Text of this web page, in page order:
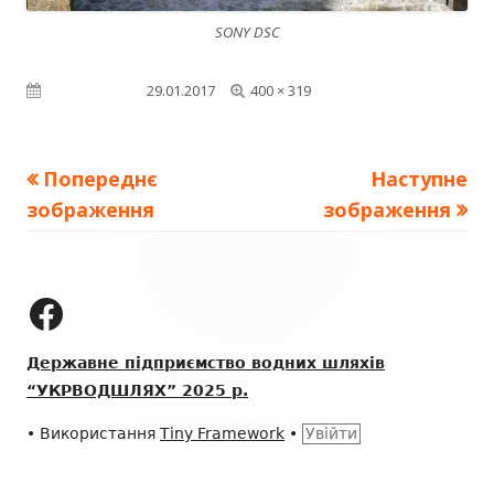
SONY DSC
Опубліковано29.01.2017
Повний
400 × 319
Попереднє
зображення
Наступне
зображення
колонтитулу
ДП "УКРВОДШЛЯХ" на Facebook
Державне підприємство водних шляхів
“УКРВОДШЛЯХ” 2025 р.
• Використання Tiny Framework • Увійти